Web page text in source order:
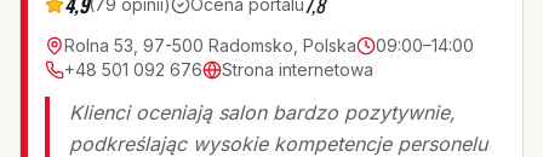
Rolna 53, 97-500 Radomsko, Polska
09:00–14:00
+48 501 092 676
Strona internetowa
Klienci oceniają salon bardzo pozytywnie,
podkreślając wysokie kompetencje personelu